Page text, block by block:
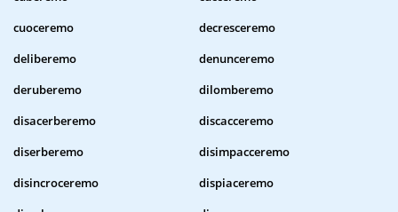
cuoceremo
decresceremo
deliberemo
denunceremo
deruberemo
dilomberemo
disacerberemo
discacceremo
diserberemo
disimpacceremo
disincroceremo
dispiaceremo